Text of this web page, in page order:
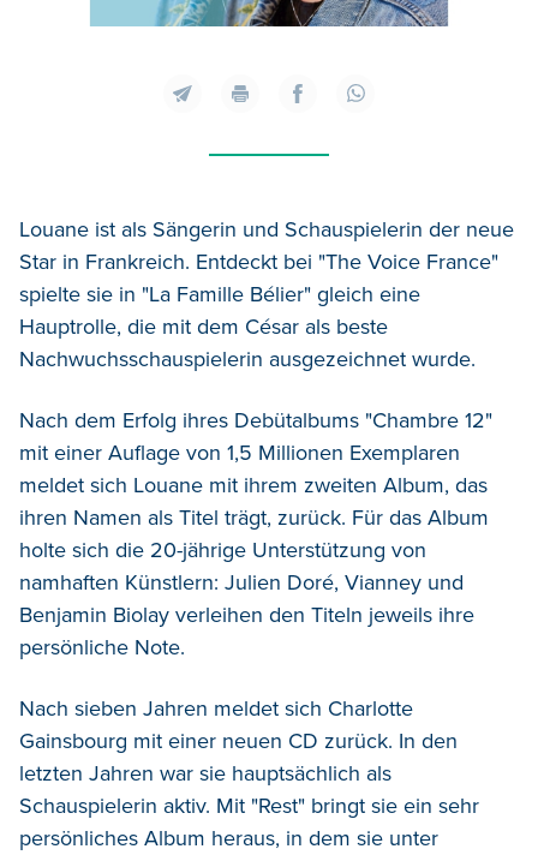
Louane ist als Sängerin und Schauspielerin der neue
Star in Frankreich. Entdeckt bei "The Voice France"
spielte sie in "La Famille Bélier" gleich eine
Hauptrolle, die mit dem César als beste
Nachwuchsschauspielerin ausgezeichnet wurde.
Nach dem Erfolg ihres Debütalbums "Chambre 12"
mit einer Auflage von 1,5 Millionen Exemplaren
meldet sich Louane mit ihrem zweiten Album, das
ihren Namen als Titel trägt, zurück. Für das Album
holte sich die 20-jährige Unterstützung von
namhaften Künstlern: Julien Doré, Vianney und
Benjamin Biolay verleihen den Titeln jeweils ihre
persönliche Note.
Nach sieben Jahren meldet sich Charlotte
Gainsbourg mit einer neuen CD zurück. In den
letzten Jahren war sie hauptsächlich als
Schauspielerin aktiv. Mit "Rest" bringt sie ein sehr
persönliches Album heraus, in dem sie unter